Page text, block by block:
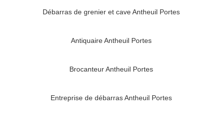
Débarras de grenier et cave Antheuil Portes
Antiquaire Antheuil Portes
Brocanteur Antheuil Portes
Entreprise de débarras Antheuil Portes